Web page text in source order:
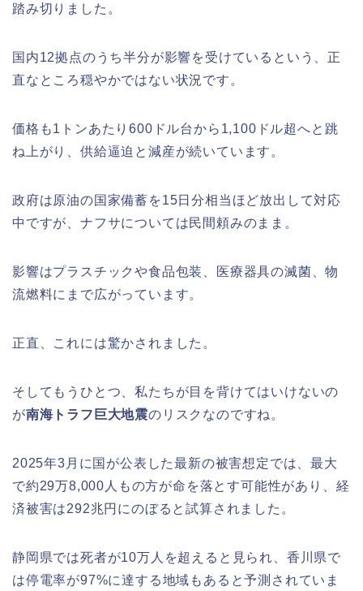
踏み切りました。
国内12拠点のうち半分が影響を受けているという、正
直なところ穏やかではない状況です。
価格も1トンあたり600ドル台から1,100ドル超へと跳
ね上がり、供給逼迫と減産が続いています。
政府は原油の国家備蓄を15日分相当ほど放出して対応
中ですが、ナフサについては民間頼みのまま。
影響はプラスチックや食品包装、医療器具の滅菌、物
流燃料にまで広がっています。
正直、これには驚かされました。
そしてもうひとつ、私たちが目を背けてはいけないの
が南海トラフ巨大地震のリスクなのですね。
2025年3月に国が公表した最新の被害想定では、最大
で約29万8,000人もの方が命を落とす可能性があり、経
済被害は292兆円にのぼると試算されました。
静岡県では死者が10万人を超えると見られ、香川県で
は停電率が97%に達する地域もあると予測されていま